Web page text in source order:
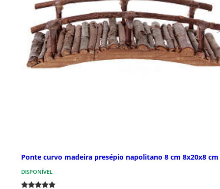
Ponte curvo madeira presépio napolitano 8 cm 8x20x8 cm
DISPONÍVEL